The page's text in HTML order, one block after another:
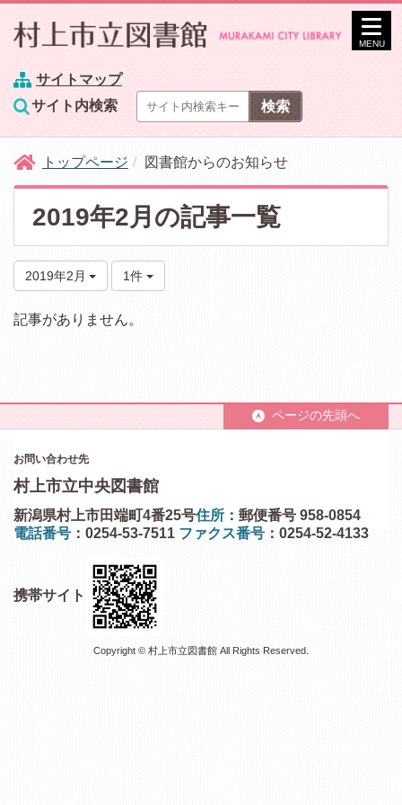
サイトマップ
サイト内検索
MENU
トップページ 図書館からのお知らせ
2019年2月の記事一覧
2019年2月 1件
記事がありません。
ページの先頭へ
お問い合わせ先
村上市立中央図書館
住所 ：郵便番号 958-0854
新潟県村上市田端町4番25号
電話番号 ：0254-53-7511 ファクス番号 ：0254-52-4133
携帯サイト
Copyright © 村上市立図書館 All Rights Reserved.